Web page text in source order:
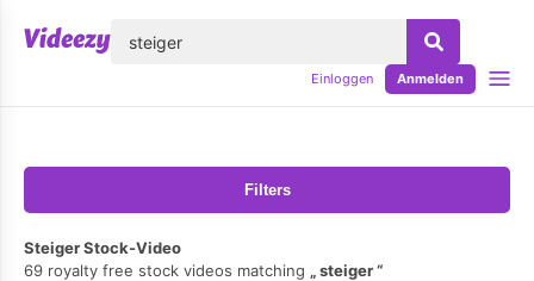
Einloggen Anmelden
Filters
Steiger Stock-Video
69 royalty free stock videos matching
steiger